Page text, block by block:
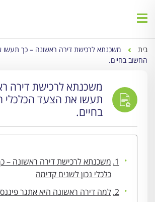
בית
משכנתא לרכישת דירה ראשונה – כך תעשו
החשוב בחיים.
משכנתא לרכישת דירה
תעשו את הצעד הכלכלי
בחיים.
משכנתא לרכישת דירה ראשונה –
כלכלי נכון לשנים קדימה
למה דירה ראשונה היא אתגר פיננסי